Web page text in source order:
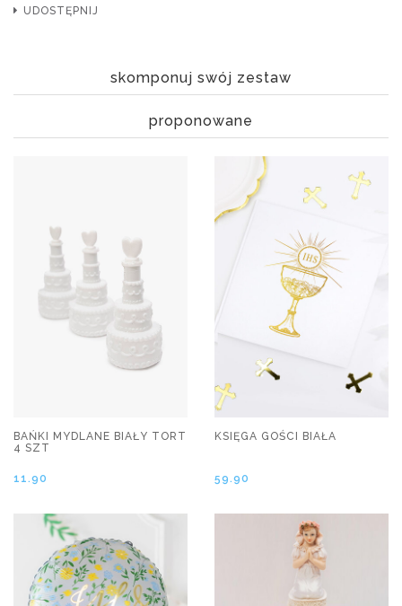
UDOSTĘPNIJ
skomponuj swój zestaw
proponowane
BAŃKI MYDLANE BIAŁY TORT
4 SZT
11.90
KSIĘGA GOŚCI BIAŁA
59.90